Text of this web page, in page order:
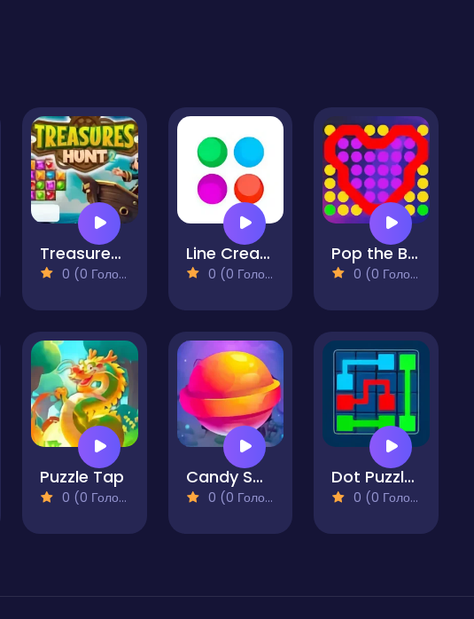
Treasures Hunt 2
0 (0 Голосів)
Line Creator - Match 3 Puzzle
0 (0 Голосів)
Pop the Bubbles Relaxing
0 (0 Голосів)
Puzzle Tap
0 (0 Голосів)
Candy Smash
0 (0 Голосів)
Dot Puzzle Connect the Dots
0 (0 Голосів)